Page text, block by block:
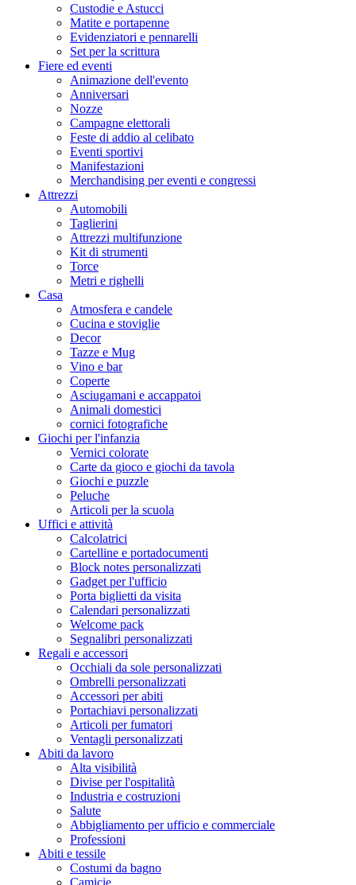
Custodie e Astucci
Matite e portapenne
Evidenziatori e pennarelli
Set per la scrittura
Fiere ed eventi
Animazione dell'evento
Anniversari
Nozze
Campagne elettorali
Feste di addio al celibato
Eventi sportivi
Manifestazioni
Merchandising per eventi e congressi
Attrezzi
Automobili
Taglierini
Attrezzi multifunzione
Kit di strumenti
Torce
Metri e righelli
Casa
Atmosfera e candele
Cucina e stoviglie
Decor
Tazze e Mug
Vino e bar
Coperte
Asciugamani e accappatoi
Animali domestici
cornici fotografiche
Giochi per l'infanzia
Vernici colorate
Carte da gioco e giochi da tavola
Giochi e puzzle
Peluche
Articoli per la scuola
Uffici e attività
Calcolatrici
Cartelline e portadocumenti
Block notes personalizzati
Gadget per l'ufficio
Porta biglietti da visita
Calendari personalizzati
Welcome pack
Segnalibri personalizzati
Regali e accessori
Occhiali da sole personalizzati
Ombrelli personalizzati
Accessori per abiti
Portachiavi personalizzati
Articoli per fumatori
Ventagli personalizzati
Abiti da lavoro
Alta visibilità
Divise per l'ospitalità
Industria e costruzioni
Salute
Abbigliamento per ufficio e commerciale
Professioni
Abiti e tessile
Costumi da bagno